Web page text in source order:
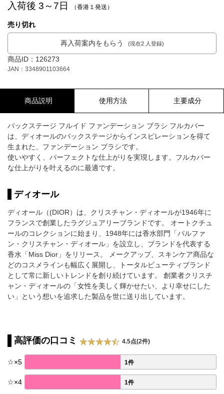
入荷後 3～7日 （香港１発送）
売り切れ
再入荷案内をもらう (現在2 人登録)
商品ID：126273
JAN：3348901103664
商品説明 使用方法 主要成分
バックステージ フルイド ファンデーション ブラシ フルカバー
は、ディオールのバックステージからインスピレーションを得て
生まれた、ファンデーション ブラシです。
使いやすく、パーフェクトな仕上がりを実現します。フルカバー
な仕上がりを叶えるのに最適です。
ディオール
ディオール（(DIOR）は、クリスチャン・ディオールが1946年に
フランスで創業したラグジュアリーブランドです。 オートクチュ
ールのコレクションに始まり、1948年には香水部門「パルファ
ン・クリスチャン・ディオール」を設立し、ブランドを代表する
香水「Miss Dior」をリリース。 メークアップ、スキンケア商品な
どのコスメラインも幅広く展開し、トータルビューティブランド
として常に新しいトレンドを創り続けています。 創業者クリスチ
ャン・ディオールの「女性を美しく輝かせたい、より幸せにした
い」という想いを追求した製品を世に送り出しています。
高評価の口コミ 4.5点(2件)
☆×5 1件
☆×4 1件